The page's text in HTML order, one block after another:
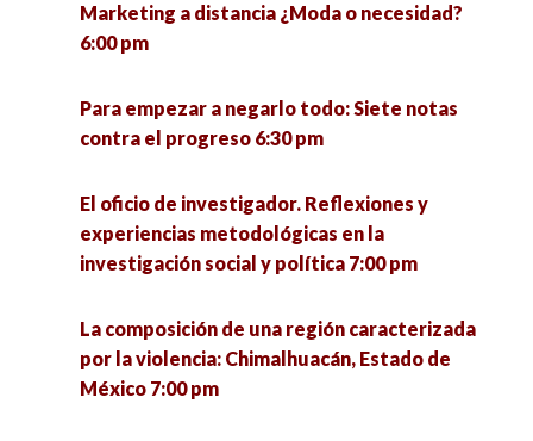
Marketing a distancia ¿Moda o necesidad?
6:00 pm
Para empezar a negarlo todo: Siete notas
contra el progreso 6:30 pm
El oficio de investigador. Reflexiones y
experiencias metodológicas en la
investigación social y política 7:00 pm
La composición de una región caracterizada
por la violencia: Chimalhuacán, Estado de
México 7:00 pm